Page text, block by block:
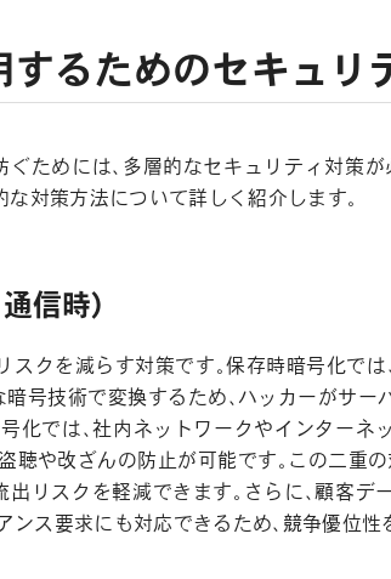
するためのセキュリ
ためには、多層的なセキュリティ対策が
な対策方法について詳しく紹介します。
信時）
スクを減らす対策です。保存時暗号化で
号技術で変換するため、ハッカーがサー
化では、社内ネットワークやインターネ
聴や改ざんの防止が可能です。この二重
リスクを軽減できます。さらに、顧客デ
ンス要求にも対応できるため、競争優位性